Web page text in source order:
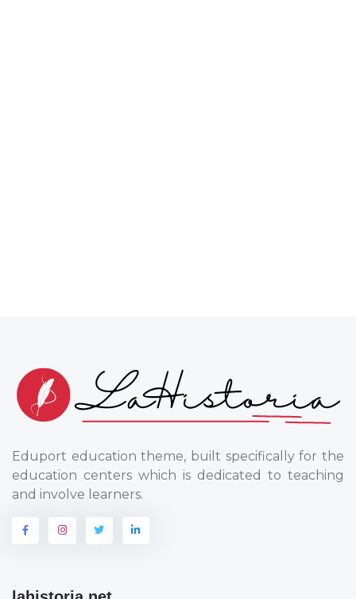
Eduport education theme, built specifically for the
education centers which is dedicated to teaching
and involve learners.